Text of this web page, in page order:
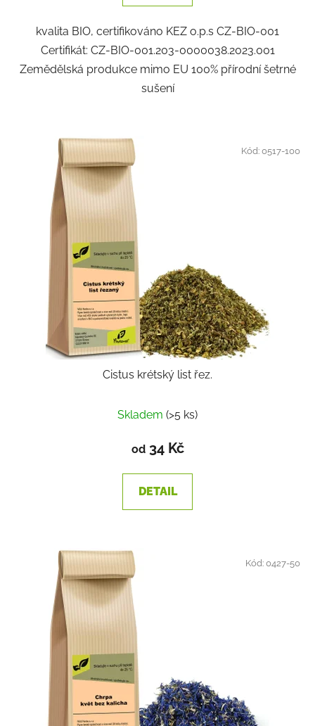
kvalita BIO, certifikováno KEZ o.p.s CZ-BIO-001
Certifikát: CZ-BIO-001.203-0000038.2023.001
Zemědělská produkce mimo EU 100% přírodní šetrné
sušení
Cistus krétský list řez.
Skladem (>5 ks)
od34 Kč
DETAIL
Kód:0517-100
Kód:0427-50